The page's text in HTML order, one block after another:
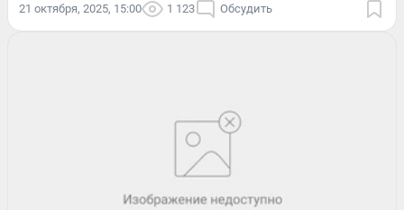
21 октября, 2025, 15:00 1 123 Обсудить